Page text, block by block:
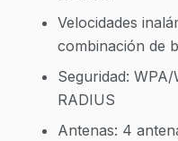
Velocidades
combinación de
Seguridad:
RADIUS
Antenas: 4